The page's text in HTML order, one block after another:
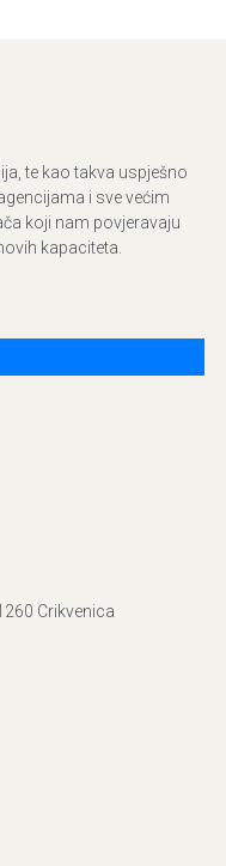
te kao takva uspješno
i sve većim
koji nam povjeravaju
kapaciteta.
Crikvenica